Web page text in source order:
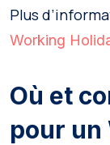
Plus
Working
Où et
pour un